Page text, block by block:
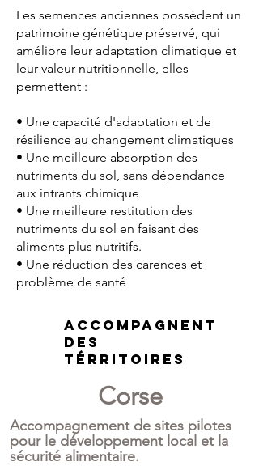
Les semences anciennes possèdent un
patrimoine génétique préservé, qui
améliore leur adaptation climatique et
leur valeur nutritionnelle, elles
permettent :
• Une capacité d'adaptation et de
résilience au changement climatiques
• Une meilleure absorption des
nutriments du sol, sans dépendance
aux intrants chimique
• Une meilleure restitution des
nutriments du sol en faisant des
aliments plus nutritifs.
• Une réduction des carences et
problème de santé
Accompagnent
des
térritoires
Corse
Accompagnement de sites pilotes
pour le développement local et la
sécurité alimentaire.